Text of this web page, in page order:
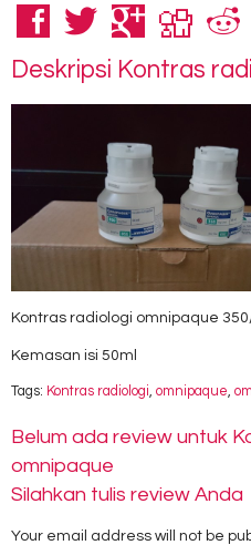
Deskripsi Kontras
Kontras radiologi omnipaque
Kemasan isi 50ml
Tags: Kontras radiologi, omnipaque,
Belum ada review untuk
omnipaque
Silahkan tulis review Anda
Your email address will not be